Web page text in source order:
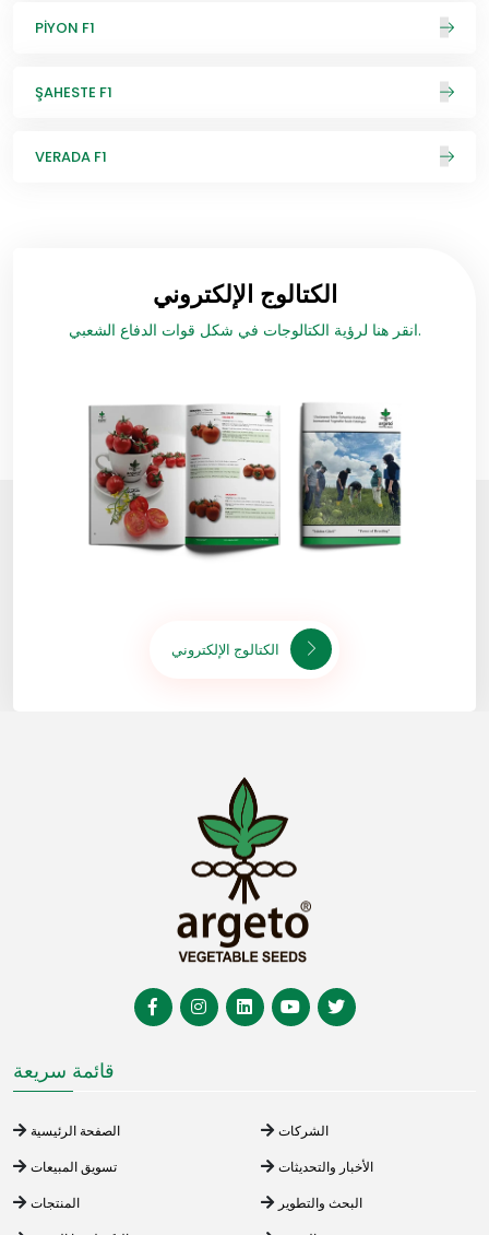
PİYON F1
ŞAHESTE F1
VERADA F1
الكتالوج الإلكتروني
انقر هنا لرؤية الكتالوجات في شكل قوات الدفاع الشعبي.
الكتالوج الإلكتروني
قائمة سريعة
الصفحة الرئيسية
الشركات
تسويق المبيعات
الأخبار والتحديثات
المنتجات
البحث والتطوير